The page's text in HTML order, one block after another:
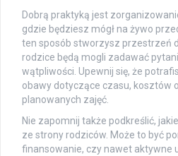
Dobrą praktyką jest
gdzie będziesz mógł na żywo
ten sposób stworzysz przestrzeń
rodzice będą mogli zadawać
wątpliwości. Upewnij się, że
obawy dotyczące czasu, kosztów
planowanych zajęć.
Nie zapomnij także podkreślić, jakie
ze strony rodziców. Może to być
finansowanie, czy nawet aktywne